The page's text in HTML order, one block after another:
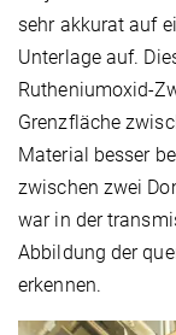
sehr akkurat auf
Unterlage auf.
Rutheniumoxid-
Grenzfläche
Material besser
zwischen zwei
war in der
Abbildung der
erkennen.